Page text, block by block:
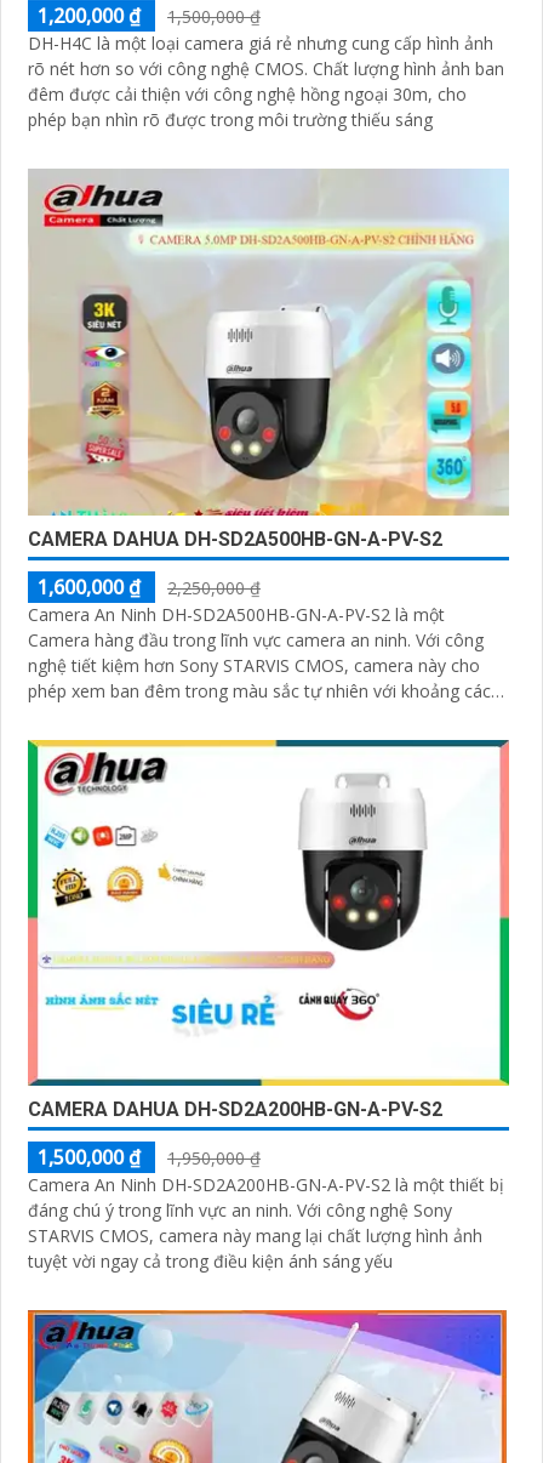
1,200,000 ₫
1,500,000 ₫
DH-H4C là một loại camera giá rẻ nhưng cung cấp hình ảnh
rõ nét hơn so với công nghệ CMOS. Chất lượng hình ảnh ban
đêm được cải thiện với công nghệ hồng ngoại 30m, cho
phép bạn nhìn rõ được trong môi trường thiếu sáng
CAMERA DAHUA DH-SD2A500HB-GN-A-PV-S2
1,600,000 ₫
2,250,000 ₫
Camera An Ninh DH-SD2A500HB-GN-A-PV-S2 là một
Camera hàng đầu trong lĩnh vực camera an ninh. Với công
nghệ tiết kiệm hơn Sony STARVIS CMOS, camera này cho
phép xem ban đêm trong màu sắc tự nhiên với khoảng cách
CAMERA DAHUA DH-SD2A200HB-GN-A-PV-S2
1,500,000 ₫
1,950,000 ₫
Camera An Ninh DH-SD2A200HB-GN-A-PV-S2 là một thiết bị
đáng chú ý trong lĩnh vực an ninh. Với công nghệ Sony
STARVIS CMOS, camera này mang lại chất lượng hình ảnh
tuyệt vời ngay cả trong điều kiện ánh sáng yếu